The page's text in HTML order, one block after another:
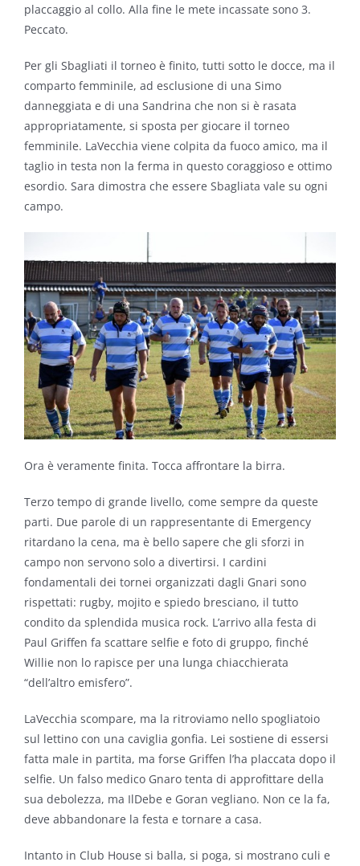
placcaggio al collo. Alla fine le mete incassate sono 3.
Peccato.
Per gli Sbagliati il torneo è finito, tutti sotto le docce, ma il
comparto femminile, ad esclusione di una Simo
danneggiata e di una Sandrina che non si è rasata
appropriatamente, si sposta per giocare il torneo
femminile. LaVecchia viene colpita da fuoco amico, ma il
taglio in testa non la ferma in questo coraggioso e ottimo
esordio. Sara dimostra che essere Sbagliata vale su ogni
campo.
Ora è veramente finita. Tocca affrontare la birra.
Terzo tempo di grande livello, come sempre da queste
parti. Due parole di un rappresentante di Emergency
ritardano la cena, ma è bello sapere che gli sforzi in
campo non servono solo a divertirsi. I cardini
fondamentali dei tornei organizzati dagli Gnari sono
rispettati: rugby, mojito e spiedo bresciano, il tutto
condito da splendida musica rock. L’arrivo alla festa di
Paul Griffen fa scattare selfie e foto di gruppo, finché
Willie non lo rapisce per una lunga chiacchierata
“dell’altro emisfero”.
LaVecchia scompare, ma la ritroviamo nello spogliatoio
sul lettino con una caviglia gonfia. Lei sostiene di essersi
fatta male in partita, ma forse Griffen l’ha placcata dopo il
selfie. Un falso medico Gnaro tenta di approfittare della
sua debolezza, ma IlDebe e Goran vegliano. Non ce la fa,
deve abbandonare la festa e tornare a casa.
Intanto in Club House si balla, si poga, si mostrano culi e